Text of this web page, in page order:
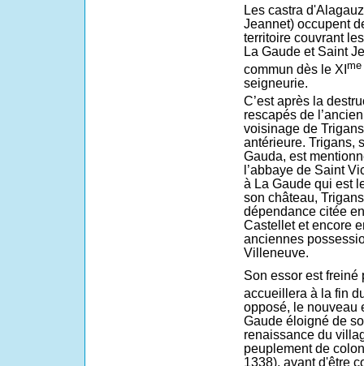
Les castra
Jeannet) occupent
territoire couvrant
La Gaude et Saint
commun dès le XI me
seigneurie.
C’est après la
rescapés de
voisinage de
antérieure. Trigans,
Gauda, est
l’abbaye de Saint
à La Gaude qui est
son château,
dépendance citée
Castellet et encore
anciennes
Villeneuve.
Son essor est freiné
accueillera à la fin
opposé, le nouveau
Gaude éloigné de
renaissance du
peuplement de
1338), avant d'être